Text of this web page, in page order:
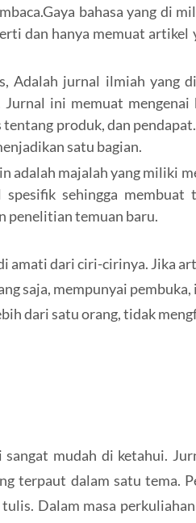
bahasa yang di
dan hanya memuat artikel
Adalah jurnal ilmiah yang
ini memuat mengenai
produk, dan
satu bagian.
adalah majalah yang miliki
sehingga membuat
penelitian temuan baru.
amati dari ciri-cirinya. Jika
saja, mempunyai
dari satu orang, tidak
mudah di ketahui.
terpaut dalam satu tema.
Dalam masa